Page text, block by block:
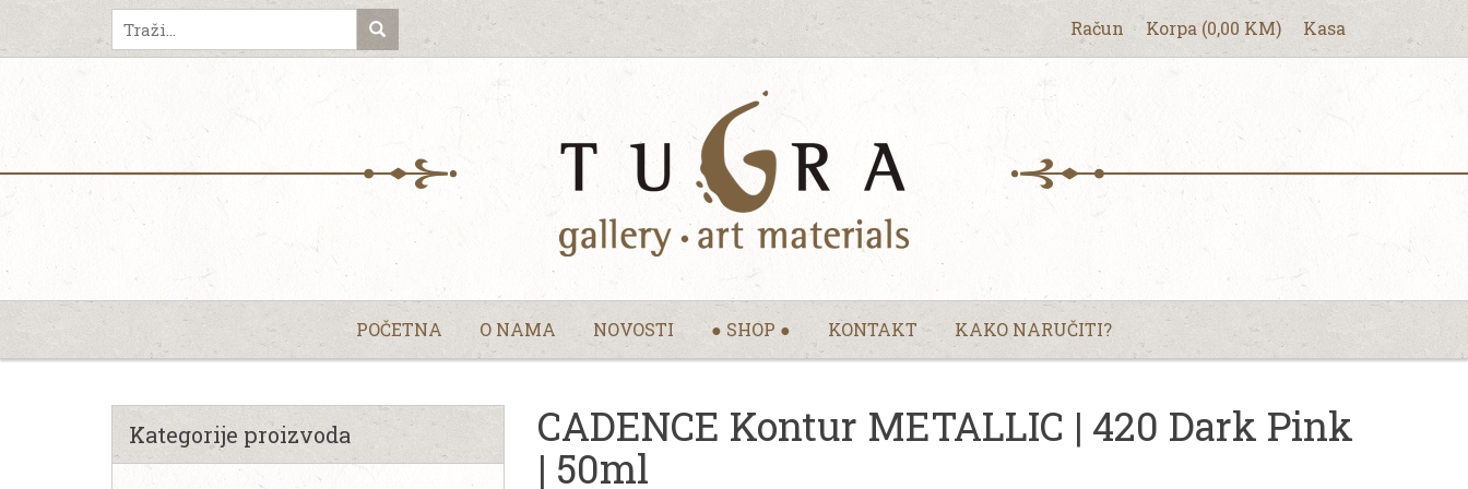
Račun Korpa (0,00 KM) Kasa
POČETNA O NAMA NOVOSTI ● SHOP ● KONTAKT KAKO NARUČITI?
CADENCE Kontur METALLIC | 420 Dark Pink
| 50ml
Kategorije proizvoda